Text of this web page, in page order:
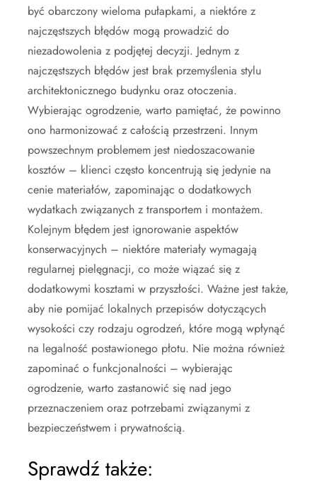
być obarczony wieloma pułapkami, a niektóre z
najczęstszych błędów mogą prowadzić do
niezadowolenia z podjętej decyzji. Jednym z
najczęstszych błędów jest brak przemyślenia stylu
architektonicznego budynku oraz otoczenia.
Wybierając ogrodzenie, warto pamiętać, że powinno
ono harmonizować z całością przestrzeni. Innym
powszechnym problemem jest niedoszacowanie
kosztów – klienci często koncentrują się jedynie na
cenie materiałów, zapominając o dodatkowych
wydatkach związanych z transportem i montażem.
Kolejnym błędem jest ignorowanie aspektów
konserwacyjnych – niektóre materiały wymagają
regularnej pielęgnacji, co może wiązać się z
dodatkowymi kosztami w przyszłości. Ważne jest także,
aby nie pomijać lokalnych przepisów dotyczących
wysokości czy rodzaju ogrodzeń, które mogą wpłynąć
na legalność postawionego płotu. Nie można również
zapominać o funkcjonalności – wybierając
ogrodzenie, warto zastanowić się nad jego
przeznaczeniem oraz potrzebami związanymi z
bezpieczeństwem i prywatnością.
Sprawdź także: